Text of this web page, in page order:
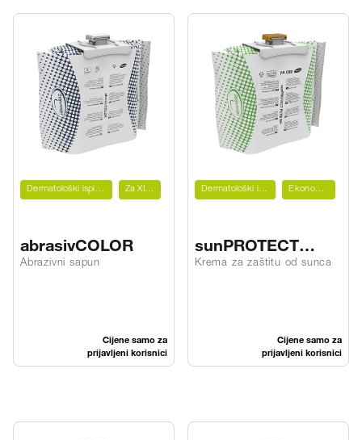
Dermatološki ispitano Za XIBU
abrasivCOLOR
Abrazivni sapun
Cijene samo za
prijavljeni korisnici
Dermatološki ispitano Ekonomično
sunPROTECT
PURE 50+
Krema za zaštitu od sunca
Cijene samo za
prijavljeni korisnici